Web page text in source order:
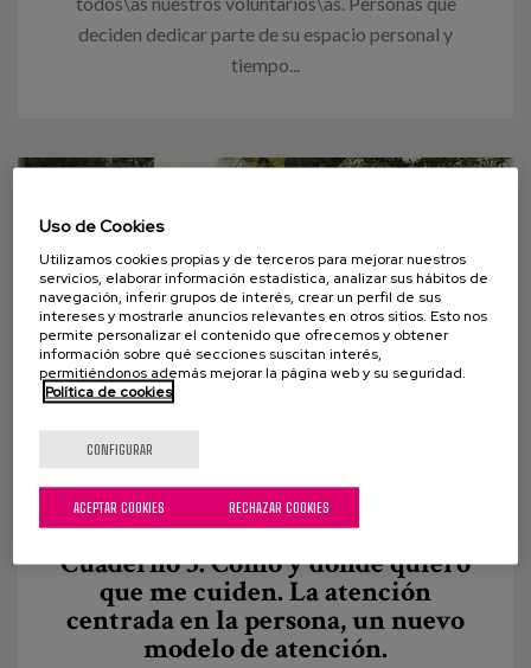
deciden dedicar parte de su espacio personal y
tiempo...
Modelo de atención centrada en la
persona. Cuadernos prácticos.
Cuaderno 3. Cómo y dónde quiero
que me cuiden. La atención
centrada en la persona, un nuevo
modelo de atención.
Uso de Cookies
Utilizamos cookies propias y de terceros para mejorar nuestros
servicios, elaborar información estadística, analizar sus hábitos de
navegación, inferir grupos de interés, crear un perfil de sus
intereses y mostrarle anuncios relevantes en otros sitios. Esto nos
permite personalizar el contenido que ofrecemos y obtener
información sobre qué secciones suscitan interés,
permitiéndonos además mejorar la página web y su seguridad.
Política de cookies
CONFIGURAR
RECHAZAR COOKIES
ACEPTAR COOKIES